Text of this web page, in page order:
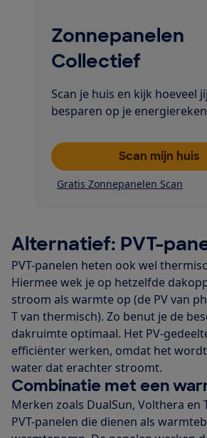
Zonnepanelen
Collectief
Scan je huis en kijk hoeveel
besparen op je
Scan mijn huis
Gratis Zonnepanelen Scan
Alternatief: PVT-
PVT-panelen heten ook wel
Hiermee wek je op hetzelfde
stroom als warmte op (de PV van
T van thermisch). Zo benut je de
dakruimte optimaal. Het PV-
efficiënter werken, omdat het
water dat erachter stroomt.
Combinatie met een
Merken zoals DualSun, Volthera en
PVT-panelen die dienen als